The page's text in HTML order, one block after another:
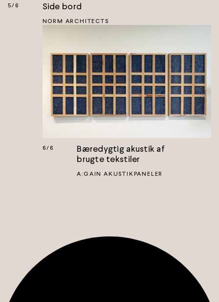
5/6 Side bord
NORM ARCHITECTS
6/6
Bæredygtig akustik af
brugte tekstiler
A:GAIN AKUSTIKPANELER